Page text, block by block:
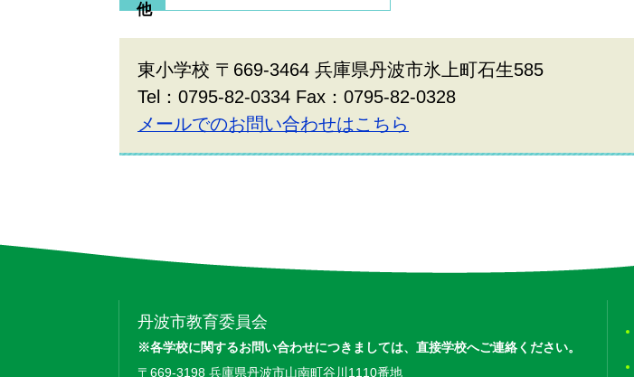
東小学校 〒669-3464 兵庫県丹波市氷上町石生585
Tel：0795-82-0334 Fax：0795-82-0328
メールでのお問い合わせはこちら
丹波市教育委員会
※各学校に関するお問い合わせにつきましては、 直接学校へご連絡ください。
〒669-3198 兵庫県丹波市山南町谷川1110番地